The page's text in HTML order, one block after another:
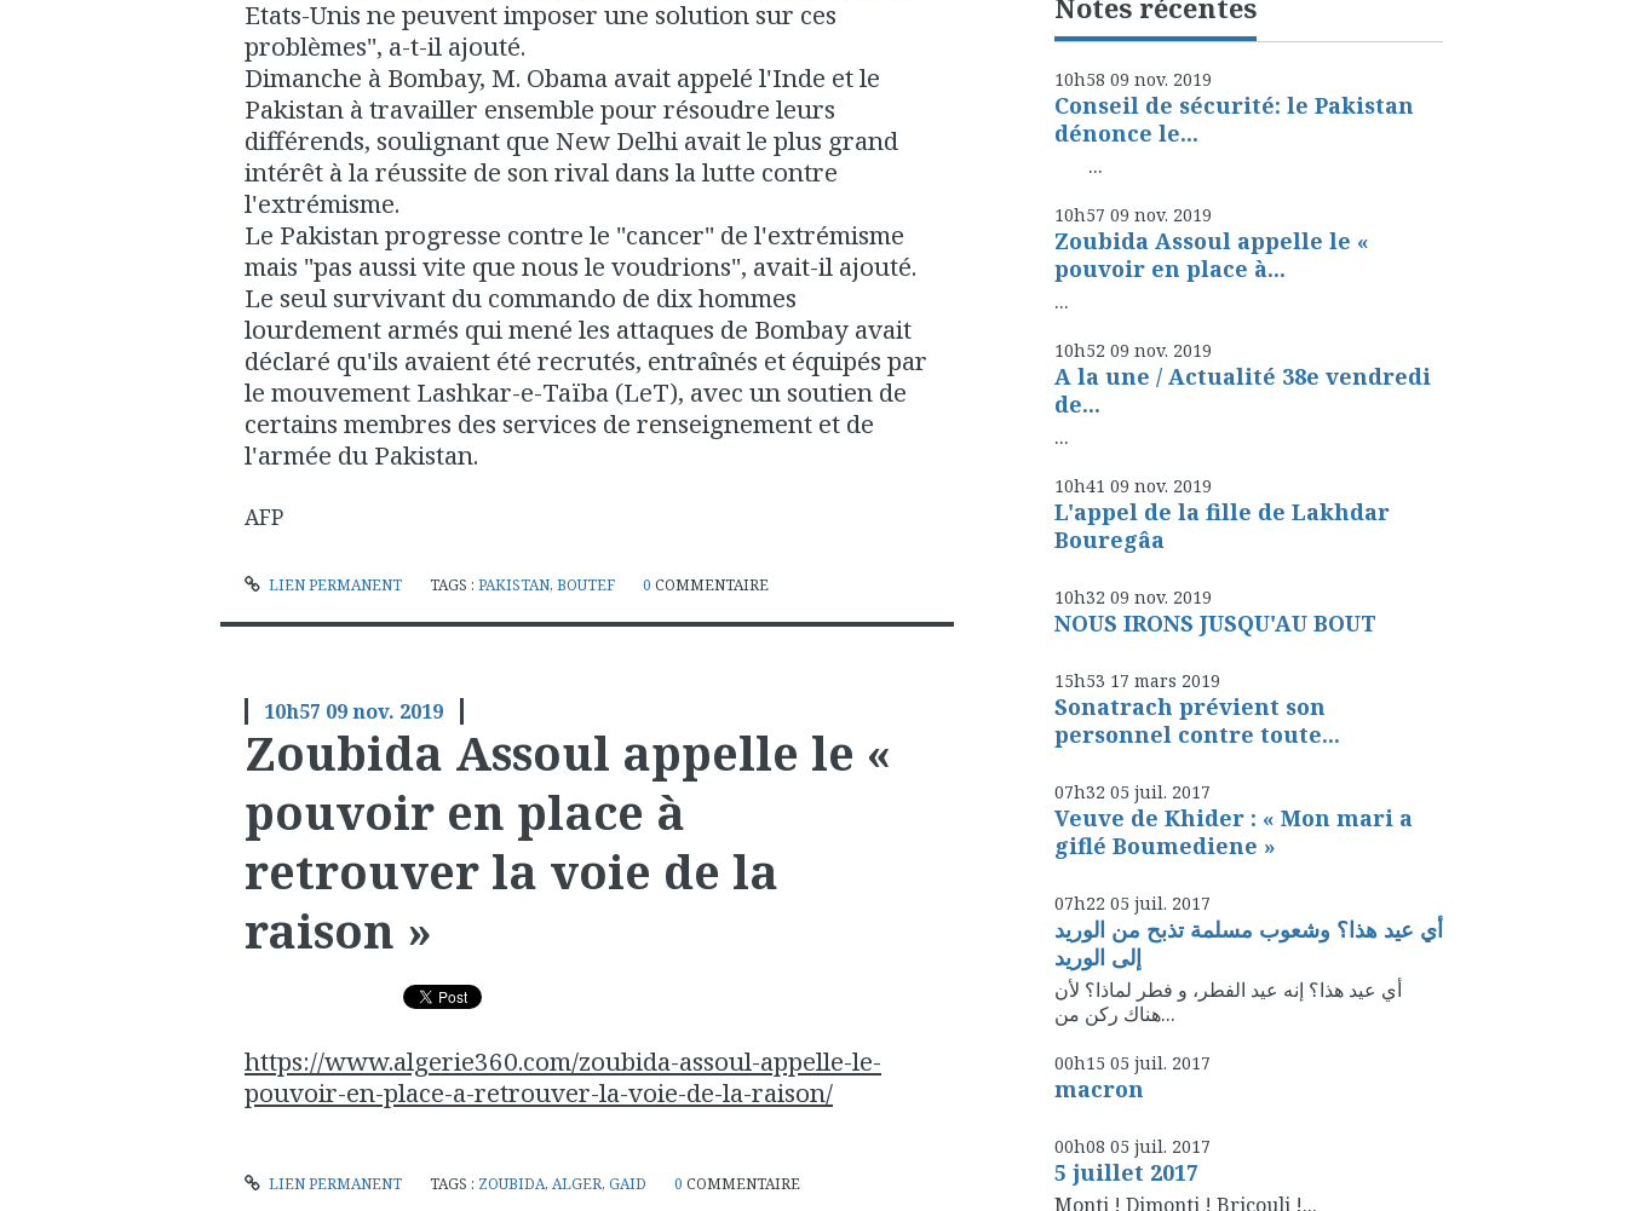
Etats-Unis ne peuvent imposer une solution sur ces
problèmes", a-t-il ajouté.
Dimanche à Bombay, M. Obama avait appelé l'Inde et le
Pakistan à travailler ensemble pour résoudre leurs
différends, soulignant que New Delhi avait le plus grand
intérêt à la réussite de son rival dans la lutte contre
l'extrémisme.
Le Pakistan progresse contre le "cancer" de l'extrémisme
mais "pas aussi vite que nous le voudrions", avait-il ajouté.
Le seul survivant du commando de dix hommes
lourdement armés qui mené les attaques de Bombay avait
déclaré qu'ils avaient été recrutés, entraînés et équipés par
le mouvement Lashkar-e-Taïba (LeT), avec un soutien de
certains membres des services de renseignement et de
l'armée du Pakistan.
AFP
LIEN PERMANENT TAGS :PAKISTAN,BOUTEF 0 COMMENTAIRE
10h57 09nov. 2019
Zoubida Assoul appelle le «
pouvoir en place à
retrouver la voie de la
raison »
https://www.algerie360.com/zoubida-assoul-appelle-le-
pouvoir-en-place-a-retrouver-la-voie-de-la-raison/
LIEN PERMANENT TAGS : ZOUBIDA,ALGER,GAID 0 COMMENTAIRE
10h58 09 nov. 2019
Conseil de sécurité: le Pakistan
dénonce le...
...
10h57 09 nov. 2019
Zoubida Assoul appelle le «
pouvoir en place à...
...
10h52 09 nov. 2019
A la une / Actualité 38e vendredi
de...
...
10h41 09 nov. 2019
L'appel de la fille de Lakhdar
Bouregâa
10h32 09 nov. 2019
NOUS IRONS JUSQU'AU BOUT
15h53 17 mars 2019
Sonatrach prévient son
personnel contre toute...
07h32 05 juil. 2017
Veuve de Khider : « Mon mari a
giflé Boumediene »
07h22 05 juil. 2017
أي عيد هذا؟ وشعوب مسلمة تذبح من الوريد
إلى الوريد
أي عيد هذا؟ إنه عيد الفطر، و فطر لماذا؟ لأن
هناك ركن من...
00h15 05 juil. 2017
macron
00h08 05 juil. 2017
5 juillet 2017
Monti ! Dimonti ! Bricouli !...